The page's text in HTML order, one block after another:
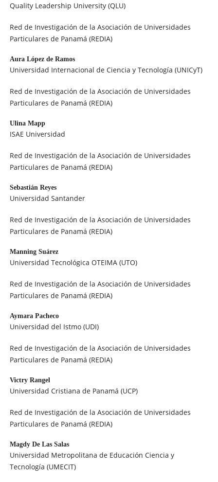
Quality Leadership University (QLU)
Red de Investigación de la Asociación de Universidades
Particulares de Panamá (REDIA)
Aura López de Ramos
Universidad Internacional de Ciencia y Tecnología (UNICyT)
Red de Investigación de la Asociación de Universidades
Particulares de Panamá (REDIA)
Ulina Mapp
ISAE Universidad
Red de Investigación de la Asociación de Universidades
Particulares de Panamá (REDIA)
Sebastián Reyes
Universidad Santander
Red de Investigación de la Asociación de Universidades
Particulares de Panamá (REDIA)
Manning Suárez
Universidad Tecnológica OTEIMA (UTO)
Red de Investigación de la Asociación de Universidades
Particulares de Panamá (REDIA)
Aymara Pacheco
Universidad del Istmo (UDI)
Red de Investigación de la Asociación de Universidades
Particulares de Panamá (REDIA)
Victry Rangel
Universidad Cristiana de Panamá (UCP)
Red de Investigación de la Asociación de Universidades
Particulares de Panamá (REDIA)
Magdy De Las Salas
Universidad Metropolitana de Educación Ciencia y
Tecnología (UMECIT)